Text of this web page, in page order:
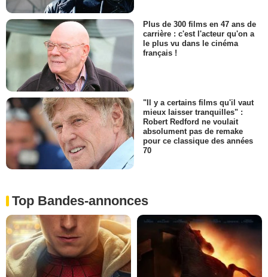
Plus de 300 films en 47 ans de
carrière : c'est l'acteur qu'on a
le plus vu dans le cinéma
français !
"Il y a certains films qu'il vaut
mieux laisser tranquilles" :
Robert Redford ne voulait
absolument pas de remake
pour ce classique des années
70
Top Bandes-annonces